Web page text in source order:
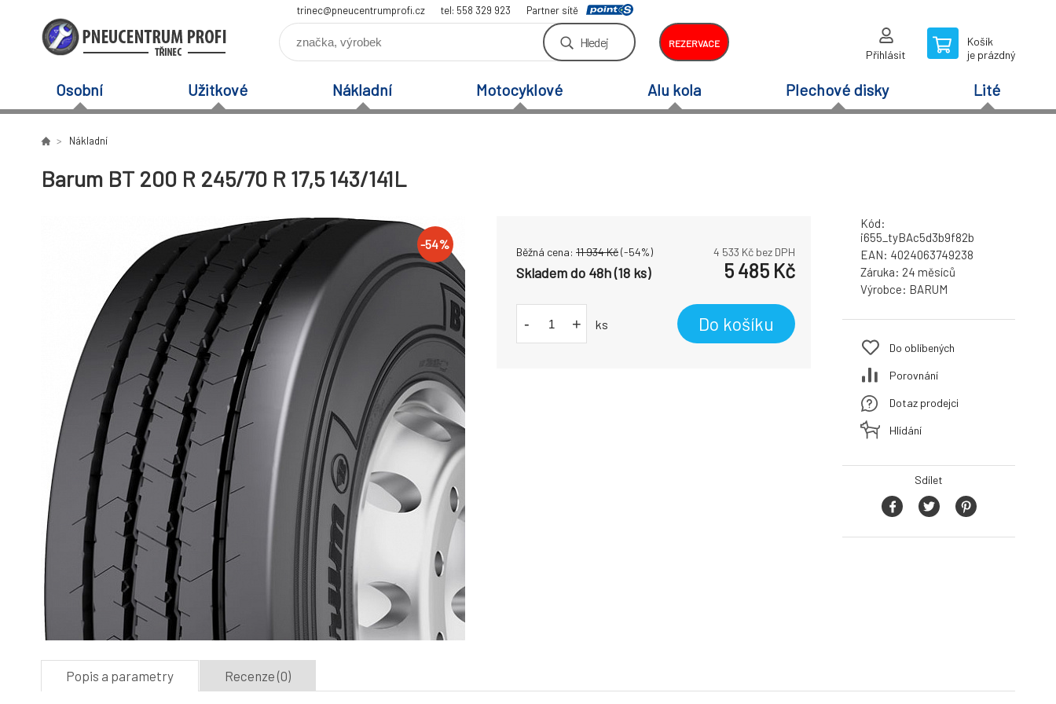
trinec@pneucentrumprofi.cz tel: 558 329 923 Partner sítě
Hledej REZERVACE
Přihlásit
Košík
je prázdný
Osobní Užitkové Nákladní Motocyklové Alu kola Plechové disky Lité
Nákladní
Barum BT 200 R 245/70 R 17,5 143/141L
-54%
Běžná cena: 11 934Kč(-54%) 4 533 Kč bez DPH
Skladem do 48h (18 ks) 5 485 Kč
- + ks Do košíku
Kód:
i655_tyBAc5d3b9f82b
EAN: 4024063749238
Záruka: 24 měsíců
Výrobce: BARUM
Do oblíbených
Porovnání
Dotaz prodejci
Hlídání
Sdílet
Popis a parametry Recenze (0)